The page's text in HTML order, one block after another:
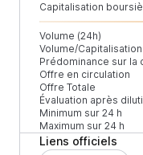
Capitalisation
Volume (24h)
Volume/
Prédominance sur la
Offre en circulation
Offre Totale
Évaluation après
Minimum sur 24 h
Maximum sur 24 h
Liens officiels